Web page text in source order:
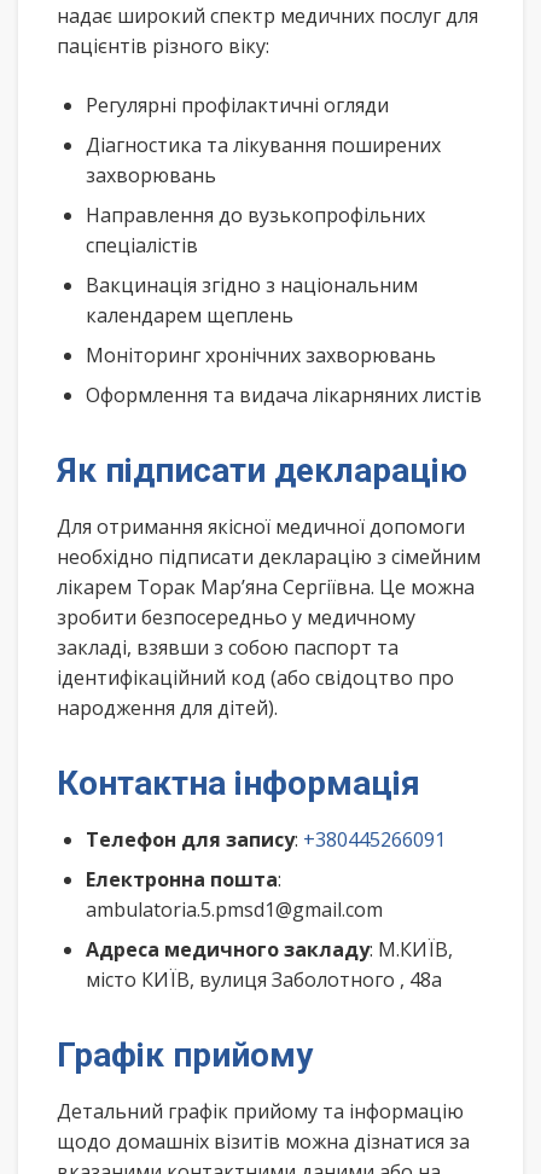
надає широкий спектр медичних послуг для
пацієнтів різного віку:
Регулярні профілактичні огляди
Діагностика та лікування поширених
захворювань
Направлення до вузькопрофільних
спеціалістів
Вакцинація згідно з національним
календарем щеплень
Моніторинг хронічних захворювань
Оформлення та видача лікарняних листів
Як підписати декларацію
Для отримання якісної медичної допомоги
необхідно підписати декларацію з сімейним
лікарем Торак Мар’яна Сергіївна. Це можна
зробити безпосередньо у медичному
закладі, взявши з собою паспорт та
ідентифікаційний код (або свідоцтво про
народження для дітей).
Контактна інформація
Телефон для запису: +380445266091
Електронна пошта:
ambulatoria.5.pmsd1@gmail.com
Адреса медичного закладу: М.КИЇВ,
місто КИЇВ, вулиця Заболотного , 48а
Графік прийому
Детальний графік прийому та інформацію
щодо домашніх візитів можна дізнатися за